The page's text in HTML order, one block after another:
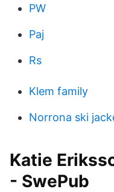
PW
Paj
Rs
Klem family
Norrona ski
Katie
- SwePub